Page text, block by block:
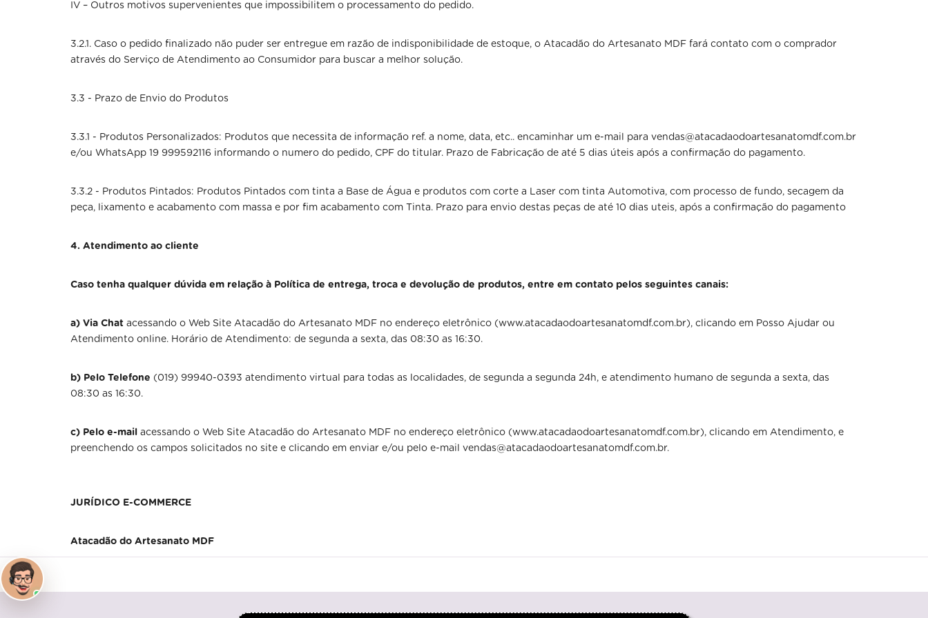
IV – Outros motivos supervenientes que impossibilitem o processamento do pedido.
3.2.1. Caso o pedido finalizado não puder ser entregue em razão de indisponibilidade de estoque, o Atacadão do Artesanato MDF fará contato com o comprador
através do Serviço de Atendimento ao Consumidor para buscar a melhor solução.
3.3 - Prazo de Envio do Produtos
3.3.1 - Produtos Personalizados: Produtos que necessita de informação ref. a nome, data, etc.. encaminhar um e-mail para vendas@atacadaodoartesanatomdf.com.br
e/ou WhatsApp 19 999592116 informando o numero do pedido, CPF do titular. Prazo de Fabricação de até 5 dias úteis após a confirmação do pagamento.
3.3.2 - Produtos Pintados: Produtos Pintados com tinta a Base de Água e produtos com corte a Laser com tinta Automotiva, com processo de fundo, secagem da
peça, lixamento e acabamento com massa e por fim acabamento com Tinta. Prazo para envio destas peças de até 10 dias uteis, após a confirmação do pagamento
4. Atendimento ao cliente
Caso tenha qualquer dúvida em relação à Política de entrega, troca e devolução de produtos, entre em contato pelos seguintes canais:
a) Via Chat acessando o Web Site Atacadão do Artesanato MDF no endereço eletrônico (www.atacadaodoartesanatomdf.com.br), clicando em Posso Ajudar ou
Atendimento online. Horário de Atendimento: de segunda a sexta, das 08:30 as 16:30.
b) Pelo Telefone (019) 99940-0393 atendimento virtual para todas as localidades, de segunda a segunda 24h, e atendimento humano de segunda a sexta, das
08:30 as 16:30.
c) Pelo e-mail acessando o Web Site Atacadão do Artesanato MDF no endereço eletrônico (www.atacadaodoartesanatomdf.com.br), clicando em Atendimento, e
preenchendo os campos solicitados no site e clicando em enviar e/ou pelo e-mail vendas@atacadaodoartesanatomdf.com.br.
JURÍDICO E-COMMERCE
Atacadão do Artesanato MDF